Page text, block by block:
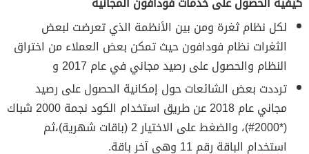
لكل نظام ثغرة ومن بين الأنظمة الذي تعرضت لبعض
الثغرات نظام فودافون حيث تمكن بعض العملاء من اختراق
النظام والحصول على رصيد مجاني في عام 2017 و
ترددت بعض الشائعات حول إمكانية الحصول على رصيد
مجاني عام 2018 عن طريق استخدام الكود نجمة 2000 شباك
(*2000#)، والضغط على الاختيار 2 (باقات شهرية)،ثم
استخدام الباقة رقم 11 وهي آخر باقة.